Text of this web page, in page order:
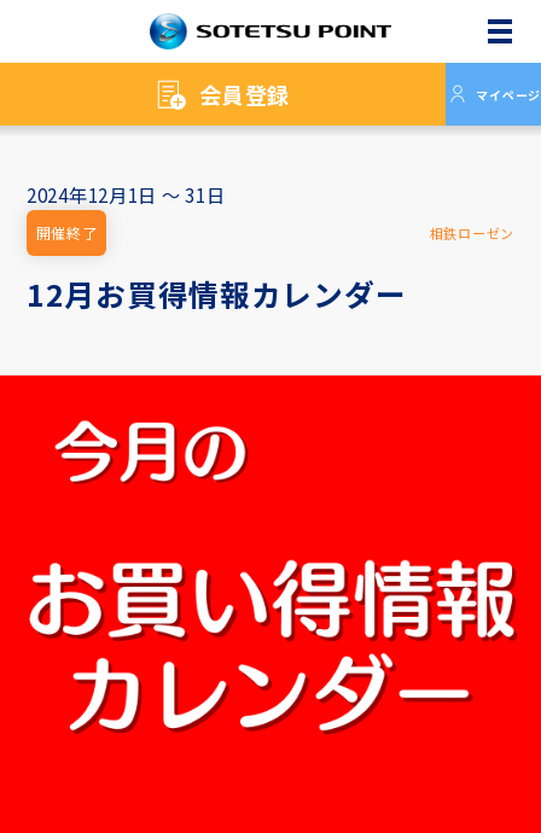
会員登録 マイページ
メニ
2024年12月1日 ～ 31日
相鉄ローゼン
開催終了
12月お買得情報カレンダー